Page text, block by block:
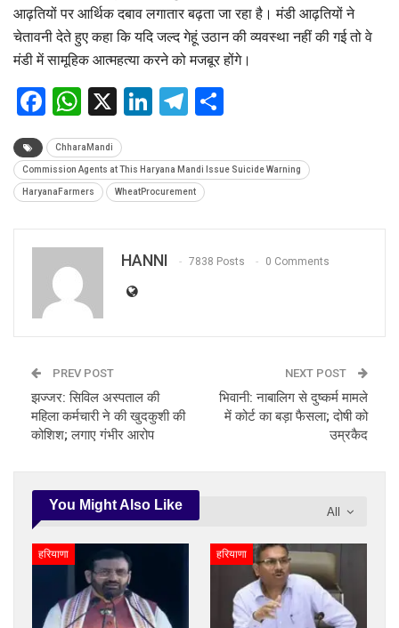
आढ़तियों पर आर्थिक दबाव लगातार बढ़ता जा रहा है। मंडी आढ़तियों ने
चेतावनी देते हुए कहा कि यदि जल्द गेहूं उठान की व्यवस्था नहीं की गई तो वे
मंडी में सामूहिक आत्महत्या करने को मजबूर होंगे।
Facebook
WhatsApp
X LinkedIn
Telegram
ChharaMandi
Commission Agents at This Haryana Mandi Issue Suicide Warning
HaryanaFarmers WheatProcurement
HANNI 7838 Posts 0 Comments
PREV POST
झज्जर: सिविल अस्पताल की
महिला कर्मचारी ने की खुदकुशी की
कोशिश; लगाए गंभीर आरोप
NEXT POST
भिवानी: नाबालिग से दुष्कर्म मामले
में कोर्ट का बड़ा फैसला; दोषी को
उम्रकैद
All
You Might Also Like
हरियाणा हरियाणा